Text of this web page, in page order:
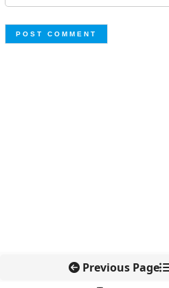
Previous Page